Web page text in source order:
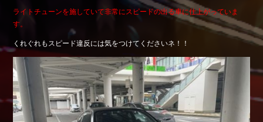
Blog
公式ブログ
Shop info.
Company
会社概要
ライトチューンを施していて非常にスピードの出る車に仕上がっていま
す。
くれぐれもスピード違反には気をつけてくださいネ！！